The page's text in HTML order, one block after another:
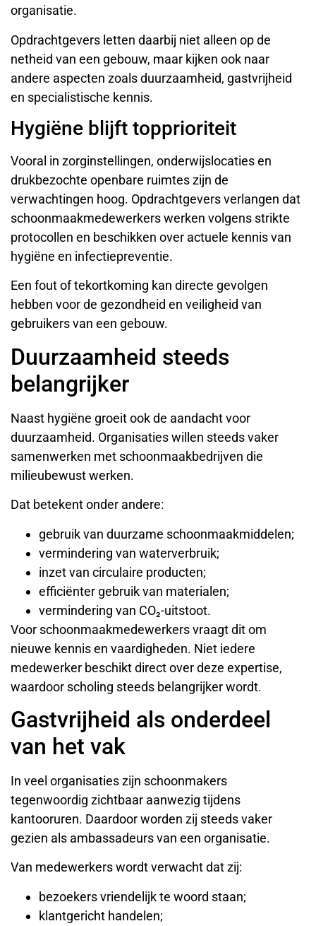
organisatie.
Opdrachtgevers letten daarbij niet alleen op de
netheid van een gebouw, maar kijken ook naar
andere aspecten zoals duurzaamheid, gastvrijheid
en specialistische kennis.
Hygiëne blijft topprioriteit
Vooral in zorginstellingen, onderwijslocaties en
drukbezochte openbare ruimtes zijn de
verwachtingen hoog. Opdrachtgevers verlangen dat
schoonmaakmedewerkers werken volgens strikte
protocollen en beschikken over actuele kennis van
hygiëne en infectiepreventie.
Een fout of tekortkoming kan directe gevolgen
hebben voor de gezondheid en veiligheid van
gebruikers van een gebouw.
Duurzaamheid steeds
belangrijker
Naast hygiëne groeit ook de aandacht voor
duurzaamheid. Organisaties willen steeds vaker
samenwerken met schoonmaakbedrijven die
milieubewust werken.
Dat betekent onder andere:
gebruik van duurzame schoonmaakmiddelen;
vermindering van waterverbruik;
inzet van circulaire producten;
efficiënter gebruik van materialen;
vermindering van CO₂-uitstoot.
Voor schoonmaakmedewerkers vraagt dit om
nieuwe kennis en vaardigheden. Niet iedere
medewerker beschikt direct over deze expertise,
waardoor scholing steeds belangrijker wordt.
Gastvrijheid als onderdeel
van het vak
In veel organisaties zijn schoonmakers
tegenwoordig zichtbaar aanwezig tijdens
kantooruren. Daardoor worden zij steeds vaker
gezien als ambassadeurs van een organisatie.
Van medewerkers wordt verwacht dat zij:
bezoekers vriendelijk te woord staan;
klantgericht handelen;